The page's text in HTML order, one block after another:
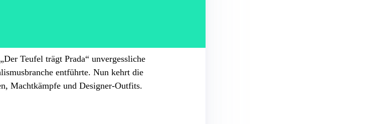
Teufel trägt Prada“ unvergessliche
entführte. Nun kehrt die
Machtkämpfe und Designer-Outfits.